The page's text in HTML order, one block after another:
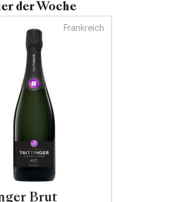
der Woche
Frankreich
Brut